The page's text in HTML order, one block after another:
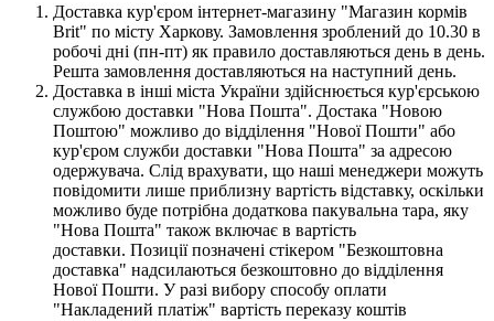
Доставка кур'єром інтернет-магазину "Магазин кормів
Brit" по місту Харкову. Замовлення зроблений до 10.30 в
робочі дні (пн-пт) як правило доставляються день в день.
Решта замовлення доставляються на наступний день.
Доставка в інші міста України здійснюється кур'єрською
службою доставки "Нова Пошта". Достака "Новою
Поштою" можливо до відділення "Нової Пошти" або
кур'єром служби доставки "Нова Пошта" за адресою
одержувача. Слід врахувати, що наші менеджери можуть
повідомити лише приблизну вартість відставку, оскільки
можливо буде потрібна додаткова пакувальна тара, яку
"Нова Пошта" також включає в вартість
доставки. Позиції позначені стікером "Безкоштовна
доставка" надсилаються безкоштовно до відділення
Нової Пошти. У разі вибору способу оплати
"Накладений платіж" вартість переказу коштів